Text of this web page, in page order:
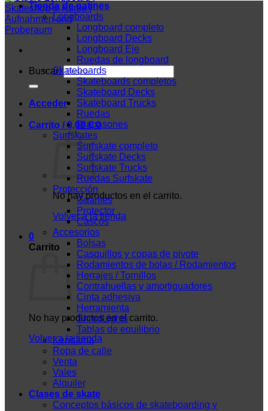
Buscar:
Acceder
Carrito /0,00€ 0
No hay productos en el carrito.
Volver a la tienda
0
Carrito
No hay productos en el carrito.
Volver a la tienda
Tienda de patines
Longboards
Longboard completo
Longboard Decks
Longboard Eje
Ruedas de longboard
Skateboards
Skateboards completos
Skateboard Decks
Skateboard Trucks
Ruedas
Diapasones
Surfskates
Surfskate completo
Surfskate Decks
Surfskate Trucks
Ruedas Surfskate
Protección
Guantes
Protector
Cascos
Accesorios
Bolsas
Casquillos y copas de pivote
Rodamientos de bolas / Rodamientos
Herrajes / Tornillos
Contrahuellas y amortiguadores
Cinta adhesiva
Herramienta
ShredLights
Tablas de equilibrio
Kendama
Ropa de calle
Venta
Vales
Alquiler
Clases de skate
Conceptos básicos de skateboarding y